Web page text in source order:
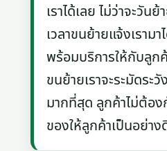
เราได้เลย ไม่ว่าจะวัน
เวลาขนย้ายแจ้งเรามา
พร้อมบริการให้กับลูก
ขนย้ายเราจะระมัดระ
มากที่สุด ลูกค้าไม่ต้อง
ของให้ลูกค้าเป็นอย่า